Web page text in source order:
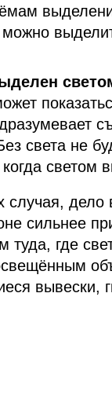
можно
света не
светом
дело
сильнее
туда, где
вывески,